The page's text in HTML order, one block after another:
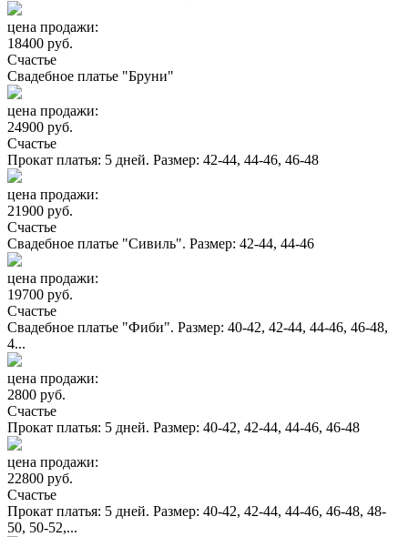
цена продажи:
18400 руб.
Счастье
Свадебное платье "Бруни"
цена продажи:
24900 руб.
Счастье
Прокат платья: 5 дней. Размер: 42-44, 44-46, 46-48
цена продажи:
21900 руб.
Счастье
Свадебное платье "Сивиль". Размер: 42-44, 44-46
цена продажи:
19700 руб.
Счастье
Свадебное платье "Фиби". Размер: 40-42, 42-44, 44-46, 46-48,
4...
цена продажи:
2800 руб.
Счастье
Прокат платья: 5 дней. Размер: 40-42, 42-44, 44-46, 46-48
цена продажи:
22800 руб.
Счастье
Прокат платья: 5 дней. Размер: 40-42, 42-44, 44-46, 46-48, 48-
50, 50-52,...